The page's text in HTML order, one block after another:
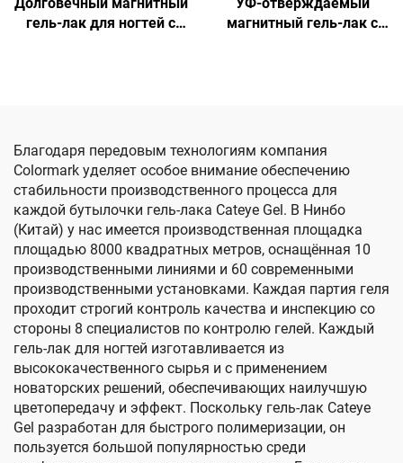
гель-лак для ногтей с
магнитный гель-лак с
Благодаря передовым технологиям компания
Colormark уделяет особое внимание обеспечению
стабильности производственного процесса для
каждой бутылочки гель-лака Cateye Gel. В Нинбо
(Китай) у нас имеется производственная площадка
площадью 8000 квадратных метров, оснащённая 10
производственными линиями и 60 современными
производственными установками. Каждая партия геля
проходит строгий контроль качества и инспекцию со
стороны 8 специалистов по контролю гелей. Каждый
гель-лак для ногтей изготавливается из
высококачественного сырья и с применением
новаторских решений, обеспечивающих наилучшую
цветопередачу и эффект. Поскольку гель-лак Cateye
Gel разработан для быстрого полимеризации, он
пользуется большой популярностью среди